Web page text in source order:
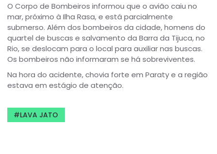
O Corpo de Bombeiros informou que o avião caiu no
mar, próximo à Ilha Rasa, e está parcialmente
submerso. Além dos bombeiros da cidade, homens do
quartel de buscas e salvamento da Barra da Tijuca, no
Rio, se deslocam para o local para auxiliar nas buscas.
Os bombeiros não informaram se há sobreviventes.
Na hora do acidente, chovia forte em Paraty e a região
estava em estágio de atenção.
LAVA JATO